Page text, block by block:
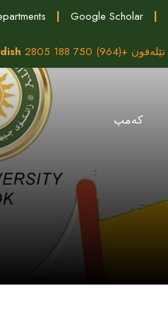
| Google Scholar |
تێلەفون +(964) 750 188 2805
كه‌مپ